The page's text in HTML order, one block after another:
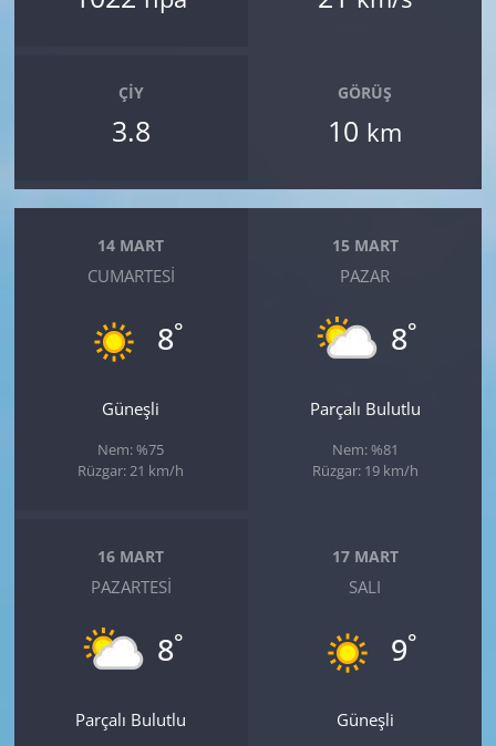
ÇIY
3.8
GÖRÜŞ
10 km
14 MART
CUMARTESI
8°
Güneşli
Nem: %75
Rüzgar: 21 km/h
15 MART
PAZAR
8°
Parçalı Bulutlu
Nem: %81
Rüzgar: 19 km/h
16 MART
PAZARTESI
8°
Parçalı Bulutlu
17 MART
SALI
9°
Güneşli